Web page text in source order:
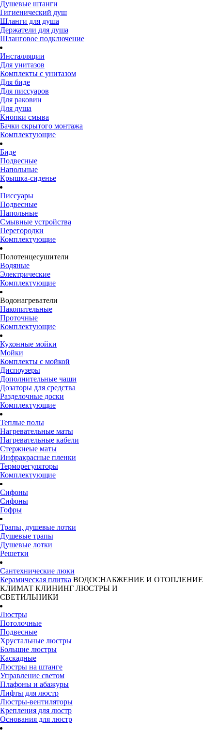
Душевые штанги
Гигиенический душ
Шланги для душа
Держатели для душа
Шланговое подключение
Инсталляции
Для унитазов
Комплекты с унитазом
Для биде
Для писсуаров
Для раковин
Для душа
Кнопки смыва
Бачки скрытого монтажа
Комплектующие
Биде
Подвесные
Напольные
Крышка-сиденье
Писсуары
Подвесные
Напольные
Смывные устройства
Перегородки
Комплектующие
Полотенцесушители
Водяные
Электрические
Комплектующие
Водонагреватели
Накопительные
Проточные
Комплектующие
Кухонные мойки
Мойки
Комплекты с мойкой
Диспоузеры
Дополнительные чаши
Дозаторы для средства
Разделочные доски
Комплектующие
Теплые полы
Нагревательные маты
Нагревательные кабели
Стержнеые маты
Инфракрасные пленки
Терморегуляторы
Комплектующие
Сифоны
Сифоны
Гофры
Трапы, душевые лотки
Душевые трапы
Душевые лотки
Решетки
Сантехнические люки
Керамическая плитка ВОДОСНАБЖЕНИЕ И ОТОПЛЕНИЕ
КЛИМАТ КЛИНИНГ ЛЮСТРЫ И
СВЕТИЛЬНИКИ
Люстры
Потолочные
Подвесные
Хрустальные люстры
Большие люстры
Каскадные
Люстры на штанге
Управление светом
Плафоны и абажуры
Лифты для люстр
Люстры-вентиляторы
Крепления для люстр
Основания для люстр